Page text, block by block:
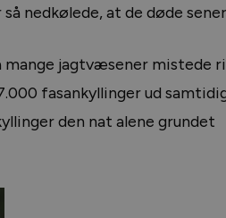
nedkølede, at de døde
mange jagtvæsener mistede
fasankyllinger ud
den nat alene grundet